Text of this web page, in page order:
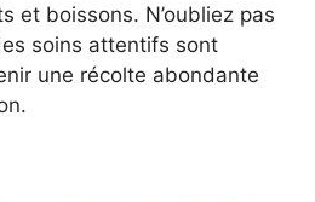
et boissons. N’oubliez pas
soins attentifs sont
une récolte abondante